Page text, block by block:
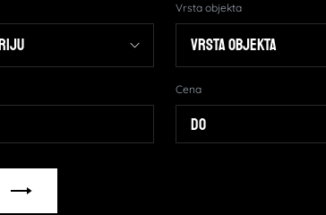
Vrsta objekta
Cena